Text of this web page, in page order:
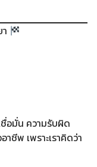
ชื่อมั่น ความรับผิด
ชีพ เพราะเราคิดว่า